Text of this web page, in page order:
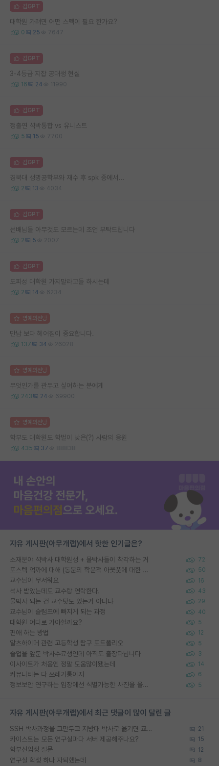
김GPT
대학원 가려면 어떤 스펙이 필요 한가요?
0 25 7647
김GPT
3-4등급 지잡 공대생 현실
16 24 11990
김GPT
정출연 석박통합 vs 유니스트
5 15 7700
김GPT
경북대 생명공학부와 재수 후 spk 중에서...
2 13 4034
김GPT
선배님들 아무것도 모르는데 조언 부탁드립니다
2 5 2007
김GPT
도피성 대학원 가지말라고들 하시는데
2 14 6234
명예의전당
만남 보다 헤어짐이 중요합니다.
137 34 26028
명예의전당
무엇인가를 관두고 싶어하는 분에게
243 24 69900
명예의전당
학부도 대학원도 학벌이 낮은(?) 사람의 응원
435 37 88838
자유 게시판(아무개랩)에서 핫한 인기글은?
소재분야 석박사 대학원생 + 물박사들이 착각하는 거 72
포스텍 억까에 대해 (동문의 학문적 아웃풋에 대한 반박) 50
교수님이 무서워요 16
석사 받았는데도 교수랑 연락한다. 43
물박사 되는 건 교수탓도 있는거 아니냐 29
교수님이 슬럼프에 빠지게 되는 과정 40
대학원 어디로 가야할까요? 5
편애 하는 방법 12
알츠하이머 관련 고등학생 탐구 포트폴리오 5
졸업을 앞둔 박사수료생인데 아직도 출장다닙니다 3
이사이트가 처음엔 정말 도움많이됐는데 14
커뮤니티는 다 쓰레기통이지 6
정보보안 연구하는 입장에선 식별가능한 사진을 올리는건 비추이긴함 5
자유 게시판(아무개랩)에서 최근 댓글이 많이 달린 글
SSH 박사과정을 그만두고 지방대 박사로 옮기면 교수의 꿈은 끝일까요? 21
카이스트는 모든 연구실마다 서버 제공해주나요? 15
학부신입생 질문 12
연구실 학생 하나 자퇴했는데 8